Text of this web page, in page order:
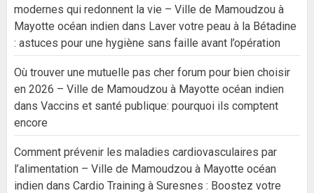
modernes qui redonnent la vie – Ville de Mamoudzou à
Mayotte océan indien dans Laver votre peau à la Bétadine
: astuces pour une hygiène sans faille avant l’opération
Où trouver une mutuelle pas cher forum pour bien choisir
en 2026 – Ville de Mamoudzou à Mayotte océan indien
dans Vaccins et santé publique: pourquoi ils comptent
encore
Comment prévenir les maladies cardiovasculaires par
l’alimentation – Ville de Mamoudzou à Mayotte océan
indien dans Cardio Training à Suresnes : Boostez votre